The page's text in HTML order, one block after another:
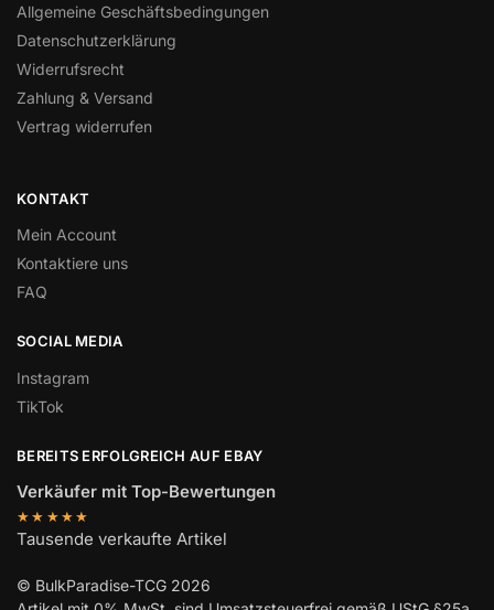
Allgemeine Geschäftsbedingungen
Datenschutzerklärung
Widerrufsrecht
Zahlung & Versand
Vertrag widerrufen
KONTAKT
Mein Account
Kontaktiere uns
FAQ
SOCIAL MEDIA
Instagram
TikTok
BEREITS ERFOLGREICH AUF EBAY
Verkäufer mit Top-Bewertungen
★★★★★
Tausende verkaufte Artikel
© BulkParadise-TCG 2026